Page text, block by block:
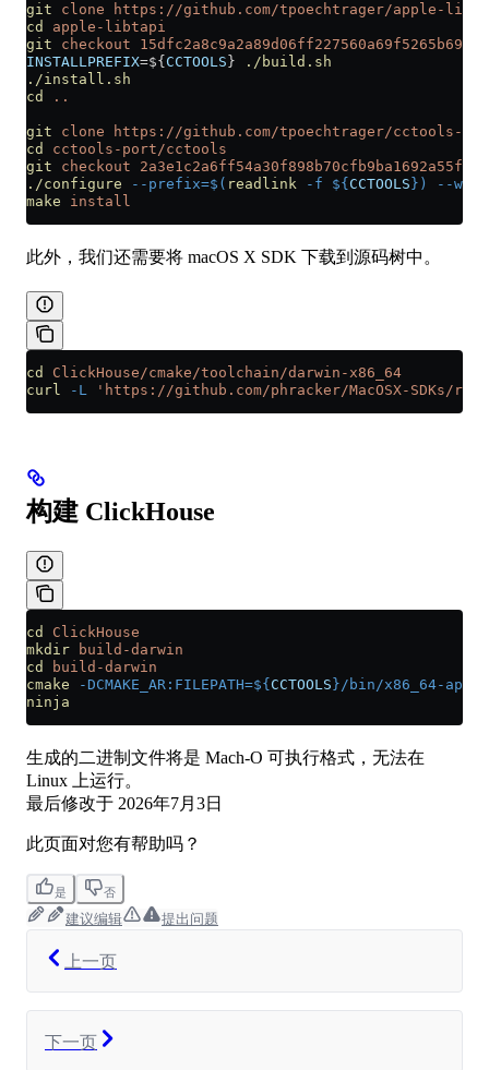
git clone https://github.com/tpoechtrager/apple-
cd
apple-libtapi
git checkout 15dfc2a8c9a2a89d06ff227560a69f5265b692f9
INSTALLPREFIX=${ CCTOOLS }
./build.sh
./install.sh
cd
..
git clone https://github.com/tpoechtrager/cctools-
cd
cctools-port/cctools
git checkout 2a3e1c2a6ff54a30f898b70cfb9ba1692a55fad7
./configure --prefix=$( readlink -f ${ CCTOOLS })
--
make install
此外，我们还需要将 macOS X SDK 下载到源码树中。
cd
ClickHouse/cmake/toolchain/darwin-x86_64
curl -L 'https://github.com/phracker/MacOSX-SDKs/
构建 ClickHouse
cd
ClickHouse
mkdir build-darwin
cd
build-darwin
cmake -DCMAKE_AR:FILEPATH=${ CCTOOLS }/bin/x86_64-
ninja
生成的二进制文件将是 Mach-O 可执行格式，无法在
Linux 上运行。
最后修改于 2026年7月3日
此页面对您有帮助吗？
是 否
建议编辑 提出问题
上一页
下一页